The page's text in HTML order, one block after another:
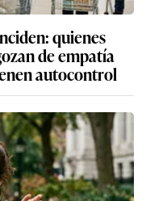
quienes
de empatía
autocontrol